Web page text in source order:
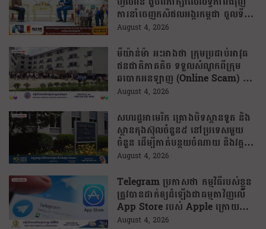
ការនាំចេញកសិផលអង្ករកម្ពុជា ចូលទី
ផ្សារហ្វីលីពីន
August 4, 2026
មីយ៉ាន់ម៉ា អះអាងថា ក្រុមប្រដាប់អាវុធ
ជនជាតិភាគតិច ទទួលសំណូកពីក្រុម
ឆបោកអនឡាញ (Online Scam) ជា
ថ្នូរនឹងការជួយរត់ចូលប្រទេសថៃ!
August 4, 2026
សហរដ្ឋអាមេរិក គ្រោងបិទស្ថានទូត និង
ស្ថានកុងស៊ុលចំនួន៥ នៅប្រទេសមួយ
ចំនួន ដើម្បីកាត់បន្ថយចំណាយ និងវត្ត
មានការទូតដែលគ្មានប្រសិទ្ធភាព
August 4, 2026
Telegram ប្រកាសថា កម្មវិធីរបស់ខ្លួន
ត្រូវបានដាក់ឲ្យដំឡើងជាធម្មតាវិញលើ
App Store របស់ Apple ក្រោយបាត់
ខ្លួនដោយគ្មានការបញ្ជាក់ពីមូលហេតុ
August 4, 2026